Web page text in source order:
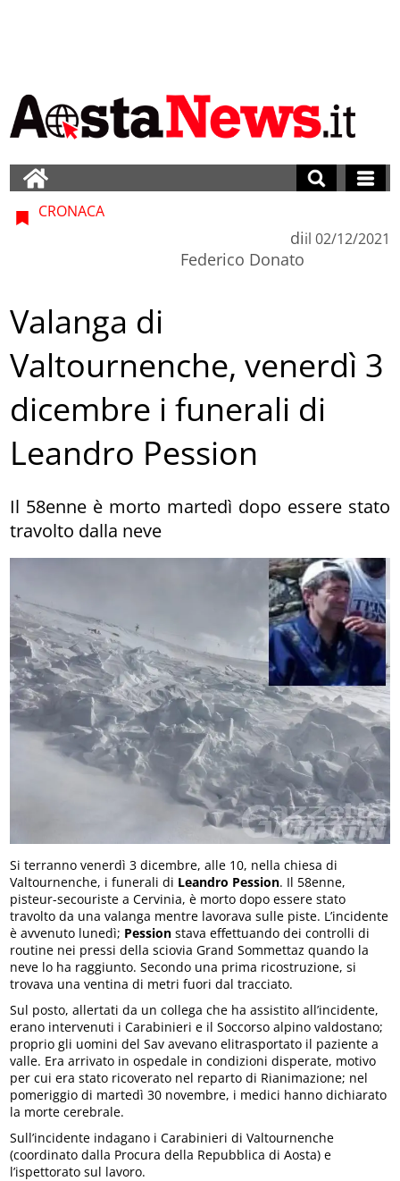
CRONACA
di
Federico Donato
il 02/12/2021
Valanga di
Valtournenche, venerdì 3
dicembre i funerali di
Leandro Pession
Il 58enne è morto martedì dopo essere stato
travolto dalla neve
Si terranno venerdì 3 dicembre, alle 10, nella chiesa di
Valtournenche, i funerali di Leandro Pession. Il 58enne,
pisteur-secouriste a Cervinia, è morto dopo essere stato
travolto da una valanga mentre lavorava sulle piste. L’incidente
è avvenuto lunedì; Pession stava effettuando dei controlli di
routine nei pressi della sciovia Grand Sommettaz quando la
neve lo ha raggiunto. Secondo una prima ricostruzione, si
trovava una ventina di metri fuori dal tracciato.
Sul posto, allertati da un collega che ha assistito all’incidente,
erano intervenuti i Carabinieri e il Soccorso alpino valdostano;
proprio gli uomini del Sav avevano elitrasportato il paziente a
valle. Era arrivato in ospedale in condizioni disperate, motivo
per cui era stato ricoverato nel reparto di Rianimazione; nel
pomeriggio di martedì 30 novembre, i medici hanno dichiarato
la morte cerebrale.
Sull’incidente indagano i Carabinieri di Valtournenche
(coordinato dalla Procura della Repubblica di Aosta) e
l’ispettorato sul lavoro.